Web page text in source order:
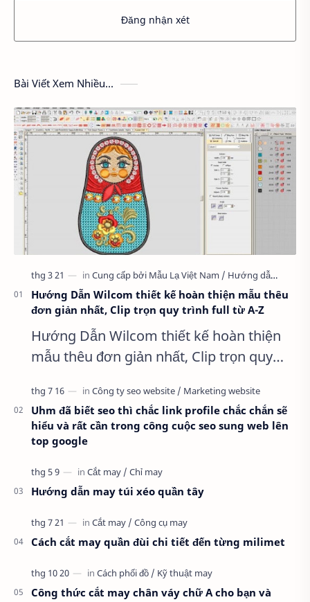
Đăng nhận xét
Bài Viết Xem Nhiều...
Hướng Dẫn Wilcom thiết kế hoàn thiện mẫu thêu
đơn giản nhất, Clip trọn quy trình full từ A-Z
Hướng Dẫn Wilcom thiết kế hoàn thiện
mẫu thêu đơn giản nhất, Clip trọn quy
thuật mới vào nghề, clip thực hành t…
Uhm đã biết seo thì chắc link profile chắc chắn sẽ
hiểu và rất cần trong công cuộc seo sung web lên
top google
Hướng dẫn may túi xéo quần tây
Cách cắt may quần đùi chi tiết đến từng milimet
Công thức cắt may chân váy chữ A cho bạn và